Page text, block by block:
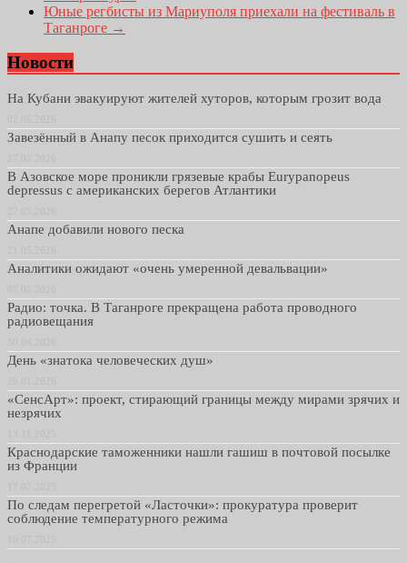
Юные регбисты из Мариуполя приехали на фестиваль в
Таганроге →
Новости
На Кубани эвакуируют жителей хуторов, которым грозит вода
Завезённый в Анапу песок приходится сушить и сеять
В Азовское море проникли грязевые крабы Eurypanopeus
depressus с американских берегов Атлантики
Анапе добавили нового песка
Аналитики ожидают «очень умеренной девальвации»
Радио: точка. В Таганроге прекращена работа проводного
радиовещания
День «знатока человеческих душ»
«СенсАрт»: проект, стирающий границы между мирами зрячих и
незрячих
Краснодарские таможенники нашли гашиш в почтовой посылке
из Франции
По следам перегретой «Ласточки»: прокуратура проверит
соблюдение температурного режима